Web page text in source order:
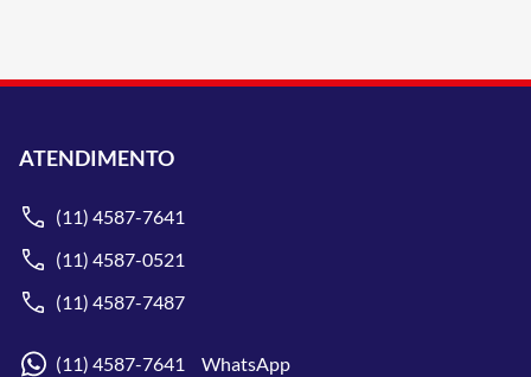
ATENDIMENTO
(11) 4587-7641
(11) 4587-0521
(11) 4587-7487
(11) 4587-7641 WhatsApp